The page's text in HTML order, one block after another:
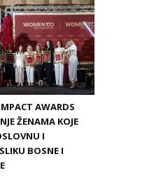
AWARDS
ŽENAMA KOJE
I
BOSNE I